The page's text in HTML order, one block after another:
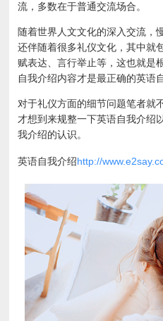
流，多数在于普通交流场合。
随着世界人文文化的深入交流，
还伴随着很多礼仪文化，其中就
赋表达、言行举止等，这也就是
自我介绍内容才是最正确的英语
对于礼仪方面的细节问题笔者就
才想到来规整一下英语自我介绍
我介绍的认识。
英语自我介绍http://